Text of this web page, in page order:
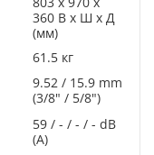
360 В x Ш x Д
(мм)
61.5 кг
9.52 / 15.9 mm
(3/8" / 5/8")
59 / - / - / - dB
(A)